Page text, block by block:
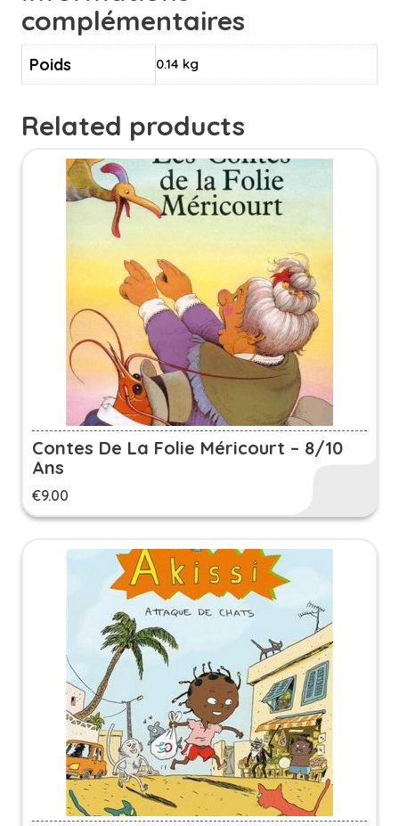
complémentaires
Poids 0.14 kg
Related products
Contes De La Folie Méricourt – 8/10
Ans
€9.00